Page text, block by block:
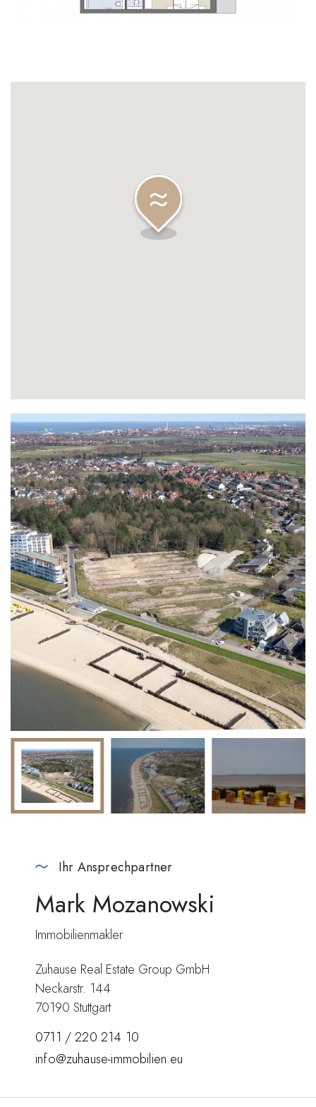
Ihr Ansprechpartner
Mark Mozanowski
Immobilienmakler
Zuhause Real Estate Group GmbH
Neckarstr. 144
70190 Stuttgart
0711 / 220 214 10
info@zuhause-immobilien.eu